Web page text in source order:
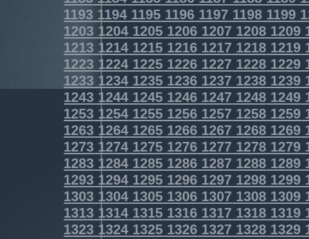
1193 1194 1195 1196 1197 1198 1199
1203 1204 1205 1206 1207 1208 1209
1213 1214 1215 1216 1217 1218 1219
1223 1224 1225 1226 1227 1228 1229
1233 1234 1235 1236 1237 1238 1239
1243 1244 1245 1246 1247 1248 1249
1253 1254 1255 1256 1257 1258 1259
1263 1264 1265 1266 1267 1268 1269
1273 1274 1275 1276 1277 1278 1279
1283 1284 1285 1286 1287 1288 1289
1293 1294 1295 1296 1297 1298 1299
1303 1304 1305 1306 1307 1308 1309
1313 1314 1315 1316 1317 1318 1319
1323 1324 1325 1326 1327 1328 1329